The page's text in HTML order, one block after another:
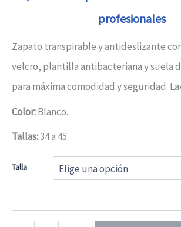
profesionales
Zapato transpirable y antideslizante
velcro, plantilla antibacteriana y suela
para máxima comodidad y seguridad.
Color:Blanco.
Tallas:34 a 45.
Talla